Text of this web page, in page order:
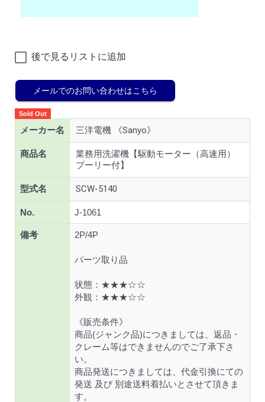
後で見るリストに追加
メールでのお問い合わせはこちら
Sold Out
メーカー名 三洋電機 《Sanyo》
商品名
業務用洗濯機【駆動モーター（高速用）
プーリー付】
型式名 SCW-5140
No. J-1061
備考 2P/4P
パーツ取り品
状態：★★★☆☆
外観：★★★☆☆
《販売条件》
商品(ジャンク品)につきましては、返品・
クレーム等はできませんのでご了承下さ
い。
商品発送につきましては、代金引換にての
発送 及び 別途送料着払いとさせて頂きま
す。